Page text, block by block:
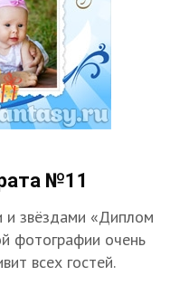
№11
звёздами «Диплом
фотографии очень
всех гостей.